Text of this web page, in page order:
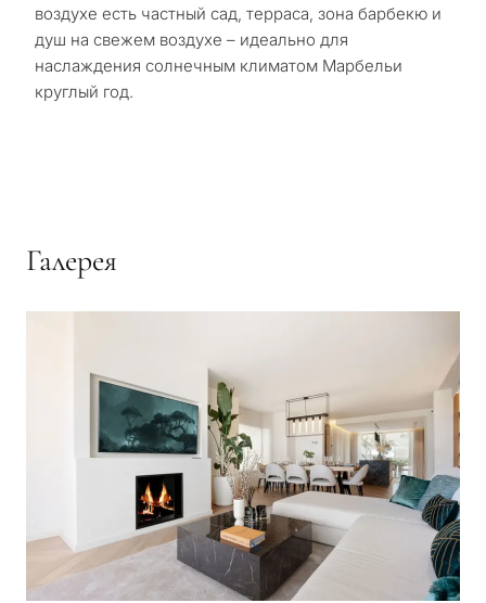
воздухе есть частный сад, терраса, зона барбекю и
душ на свежем воздухе – идеально для
наслаждения солнечным климатом Марбельи
круглый год.
Галерея